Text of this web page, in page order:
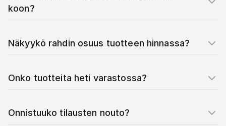
koon?
Näkyykö rahdin osuus tuotteen hinnassa?
Onko tuotteita heti varastossa?
Onnistuuko tilausten nouto?